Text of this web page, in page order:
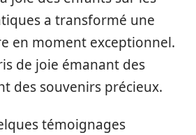
a transformé une
en moment exceptionnel.
de joie émanant des
des souvenirs précieux.
témoignages